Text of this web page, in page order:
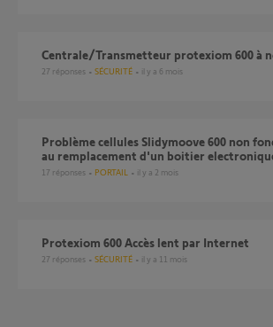
Centrale/Transmetteur protexiom 600 à
27 réponses SÉCURITÉ il y a 6 mois
Problème cellules Slidymoove 600 non fonctionnelles suite
au remplacement d'un boitier electronique
17 réponses PORTAIL il y a 2 mois
Protexiom 600 Accès lent par Internet
27 réponses SÉCURITÉ il y a 11 mois